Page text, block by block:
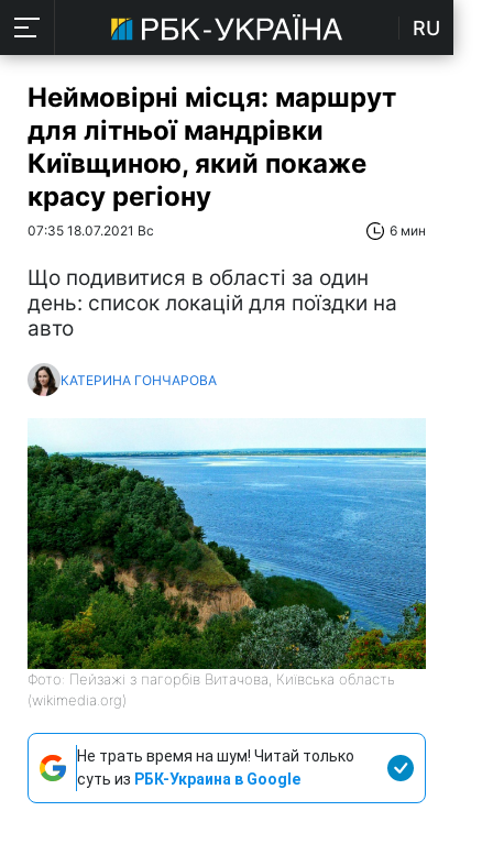
RU
Неймовірні місця: маршрут
для літньої мандрівки
Київщиною, який покаже
красу регіону
07:35 18.07.2021 Вс 6 мин
Що подивитися в області за один
день: список локацій для поїздки на
авто
КАТЕРИНА ГОНЧАРОВА
Фото: Пейзажі з пагорбів Витачова, Київська область
(wikimedia.org)
Не трать время на шум! Читай только
суть из РБК-Украина в Google